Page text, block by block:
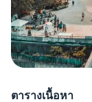
ตารางเนื้อหา